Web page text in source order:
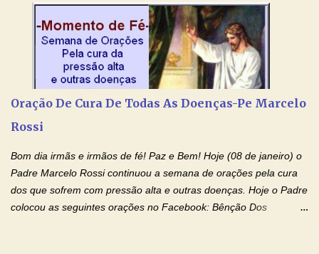
intelectualmente e espiritualmente para o dia da prova. Confie no
amor Ágape de Jesus e no amor materno de Nossa Senhora.
Fique com a paz de Jesus e o amor de Maria! Adriana-Devoção e
Fé Oração do Estudante I Senhor, eu sou estudante, e por sinal,
inteligente. Prova isto é o fato de eu estar aqui, conversando com
o Senhor. Obrigado pelo dom da inteligência e pela possibilidade
de estudar. Mas, como o Senhor sabe, a vida de estudante nem
sempre é fácil. A rotina cansa e o aprender exige uma série de
Oração De Cura De Todas As Doenças-Pe Marcelo
Rossi
Bom dia irmãs e irmãos de fé! Paz e Bem! Hoje (08 de janeiro) o
Padre Marcelo Rossi continuou a semana de orações pela cura
dos que sofrem com pressão alta e outras doenças. Hoje o Padre
colocou as seguintes orações no Facebook: Bênção Dos